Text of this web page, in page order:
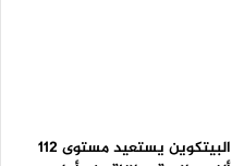
البيتكوين يستعيد مستوى 112